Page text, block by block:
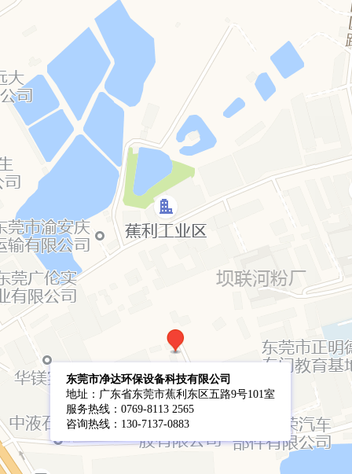
东莞市净达环保设备科技有限公司
地址：广东省东莞市蕉利东区五路9号101室
服务热线：0769-8113 2565
咨询热线：130-7137-0883